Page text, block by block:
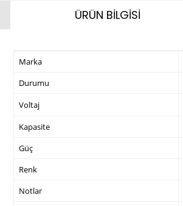
ÜRÜN BİLGİSİ
Marka
Durumu
Voltaj
Kapasite
Güç
Renk
Notlar